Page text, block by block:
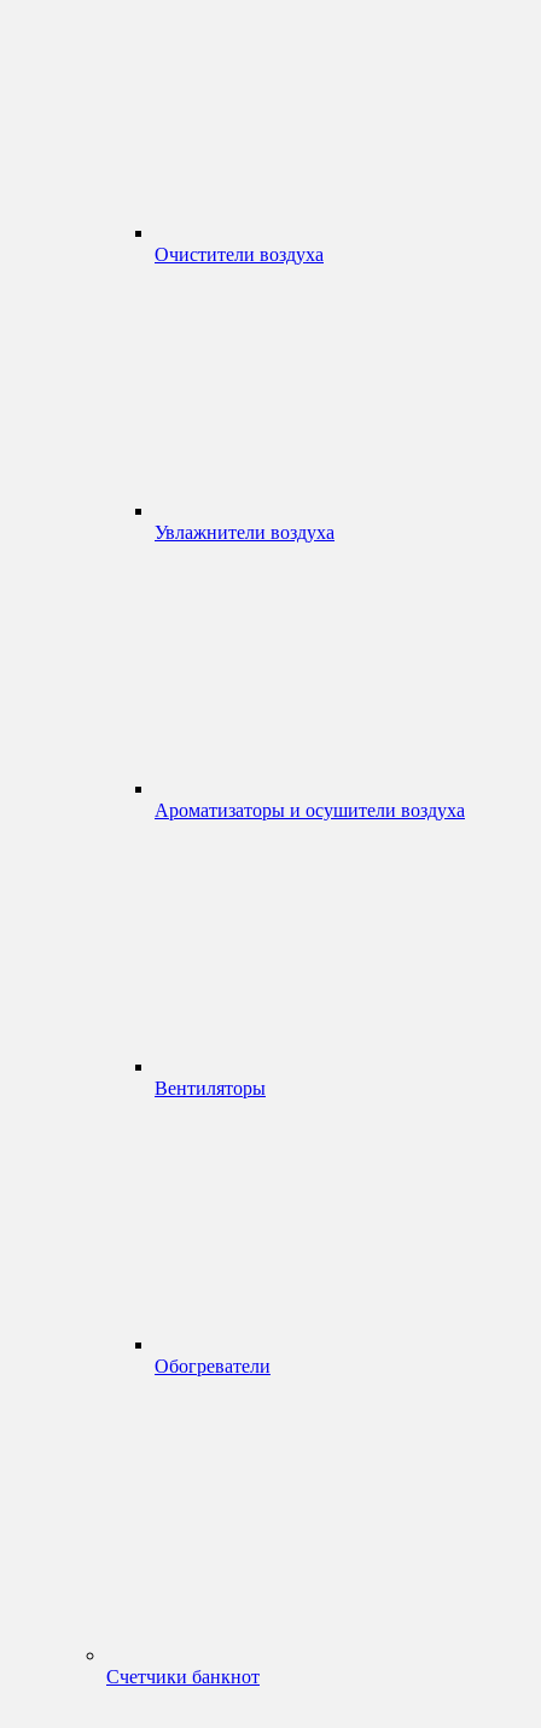
Очистители воздуха
Увлажнители воздуха
Ароматизаторы и осушители воздуха
Вентиляторы
Обогреватели
Счетчики банкнот